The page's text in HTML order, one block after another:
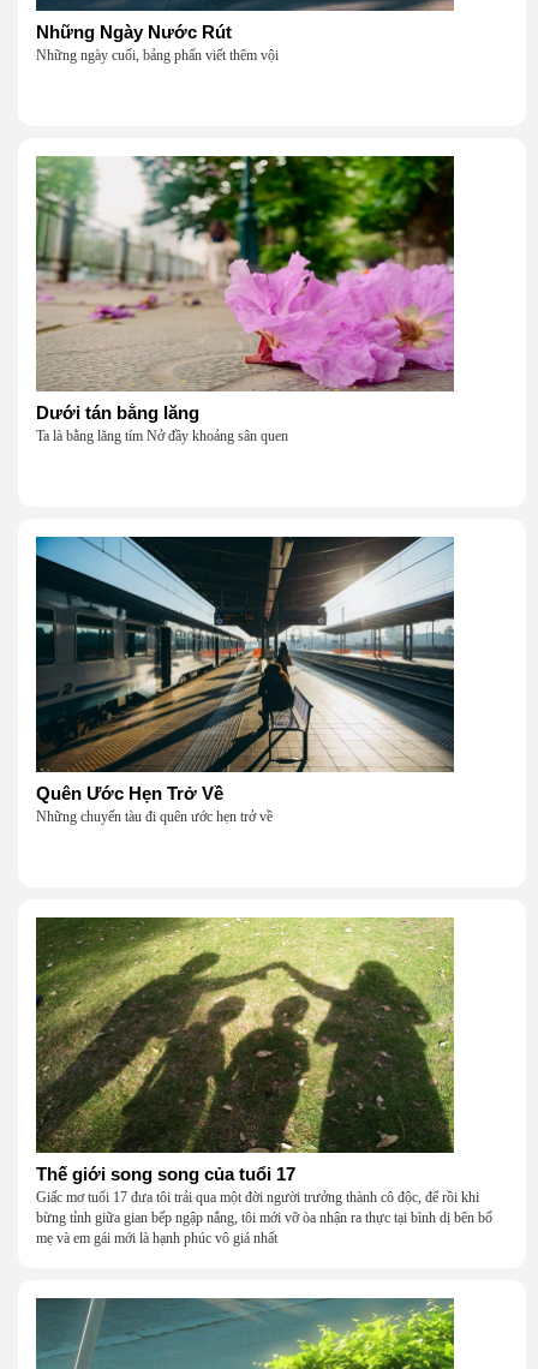
Những Ngày Nước Rút
Những ngày cuối, bảng phấn viết thêm vội
Dưới tán bằng lăng
Ta là bằng lăng tím Nở đầy khoảng sân quen
Quên Ước Hẹn Trở Về
Những chuyến tàu đi quên ước hẹn trở về
Thế giới song song của tuổi 17
Giấc mơ tuổi 17 đưa tôi trải qua một đời người trưởng thành cô độc, để rồi khi
bừng tỉnh giữa gian bếp ngập nắng, tôi mới vỡ òa nhận ra thực tại bình dị bên bố
mẹ và em gái mới là hạnh phúc vô giá nhất